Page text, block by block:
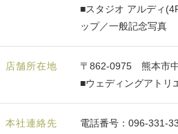
■スタジオ アルディ
ップ／一般記念写真
店舗所在地
〒862-0975 熊本市
■ウェディングアトリ
本社連絡先
電話番号：096-331-